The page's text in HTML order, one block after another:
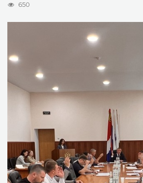
650